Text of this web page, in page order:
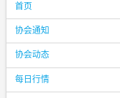
首页
协会通知
协会动态
每日行情